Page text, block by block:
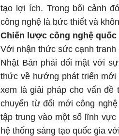
tạo lợi ích. Trong bối cảnh
công nghệ là bức thiết và
Chiến lược công nghệ quốc
Với nhận thức sức cạnh tranh
Nhật Bản phải đối mặt với
thức về hướng phát triển
xem là giải pháp cho vấn đề
chuyển từ đổi mới công
tập trung vào một số lĩnh
hệ thống sáng tạo quốc gia